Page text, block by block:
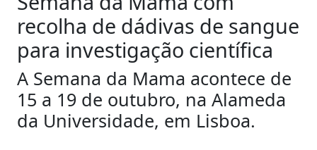
recolha de dádivas de sangue
para investigação científica
A Semana da Mama acontece de
15 a 19 de outubro, na Alameda
da Universidade, em Lisboa.